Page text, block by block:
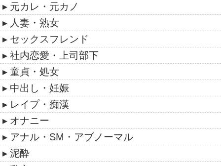
元カレ・元カノ
人妻・熟女
セックスフレンド
社内恋愛・上司部下
童貞・処女
中出し・妊娠
レイプ・痴漢
オナニー
アナル・SM・アブノーマル
泥酔